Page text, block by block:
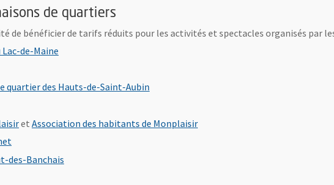
de quartiers
de bénéficier de tarifs réduits pour les activités et spectacles organisés par
de-Maine
une nouvelle fenêtre
quartier des Hauts-de-Saint-Aubin
, Ouvre une nouvelle fenêtre
et Association des habitants de Monplaisir, Ouvre une nouvelle fenêtre
des-Banchais